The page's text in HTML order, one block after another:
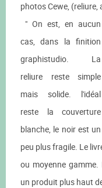
photos Cewe, (reliure,
" On est, en aucun
cas, dans la finition
graphistudio. La
reliure reste simple
mais solide. l'idéal
reste la couverture
blanche, le noir est un
peu plus fragile. Le
ou moyenne
un produit plus haut